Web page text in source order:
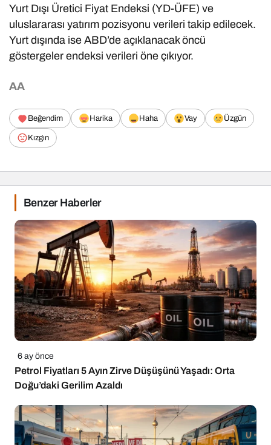
Yurt Dışı Üretici Fiyat Endeksi (YD-ÜFE) ve
uluslararası yatırım pozisyonu verileri takip edilecek.
Yurt dışında ise ABD’de açıklanacak öncü
göstergeler endeksi verileri öne çıkıyor.
AA
Beğendim Harika Haha Vay Üzgün
Kızgın
Benzer Haberler
6 ay önce
Petrol Fiyatları 5 Ayın Zirve Düşüşünü Yaşadı: Orta
Doğu’daki Gerilim Azaldı